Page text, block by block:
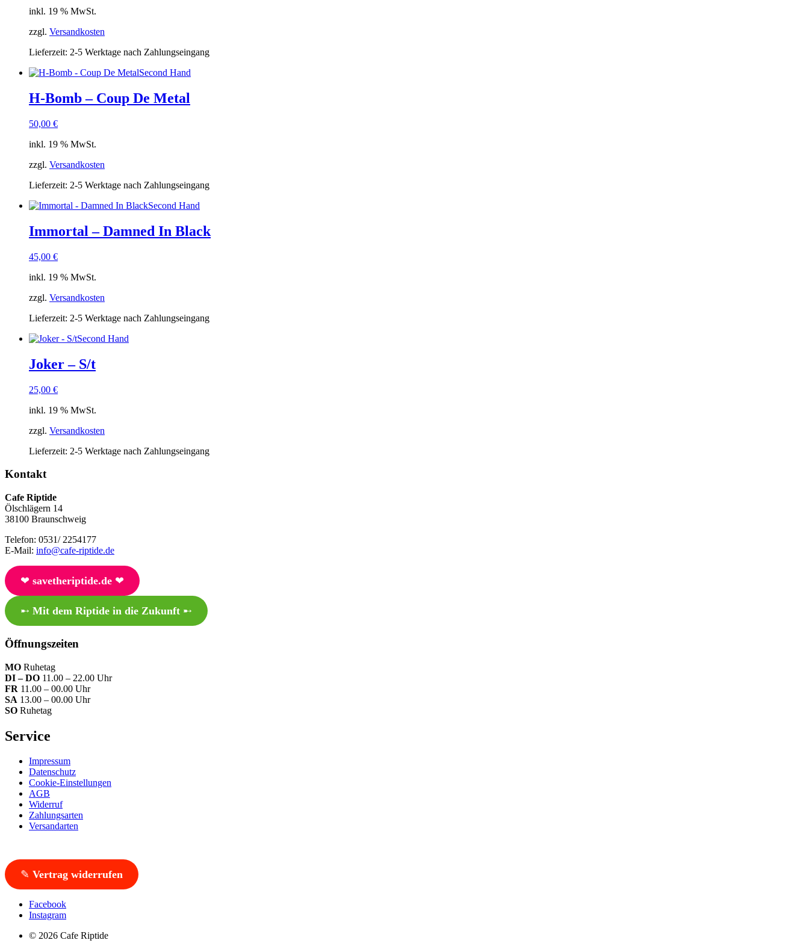
inkl. 19 % MwSt.
zzgl. Versandkosten
Lieferzeit: 2-5 Werktage nach Zahlungseingang
Second Hand
H-Bomb – Coup De Metal
50,00 €
inkl. 19 % MwSt.
zzgl. Versandkosten
Lieferzeit: 2-5 Werktage nach Zahlungseingang
Second Hand
Immortal – Damned In Black
45,00 €
inkl. 19 % MwSt.
zzgl. Versandkosten
Lieferzeit: 2-5 Werktage nach Zahlungseingang
Second Hand
Joker – S/t
25,00 €
inkl. 19 % MwSt.
zzgl. Versandkosten
Lieferzeit: 2-5 Werktage nach Zahlungseingang
Kontakt
Cafe Riptide
Ölschlägern 14
38100 Braunschweig
Telefon: 0531/ 2254177
E-Mail: info@cafe-riptide.de
❤︎ savetheriptide.de❤︎
➸ Mit dem Riptide in die Zukunft➸
Öffnungszeiten
MO Ruhetag
DI – DO 11.00 – 22.00 Uhr
FR 11.00 – 00.00 Uhr
SA 13.00 – 00.00 Uhr
SO Ruhetag
Service
Impressum
Datenschutz
Cookie-Einstellungen
AGB
Widerruf
Zahlungsarten
Versandarten
✎ Vertrag widerrufen
Facebook
Instagram
© 2026 Cafe Riptide